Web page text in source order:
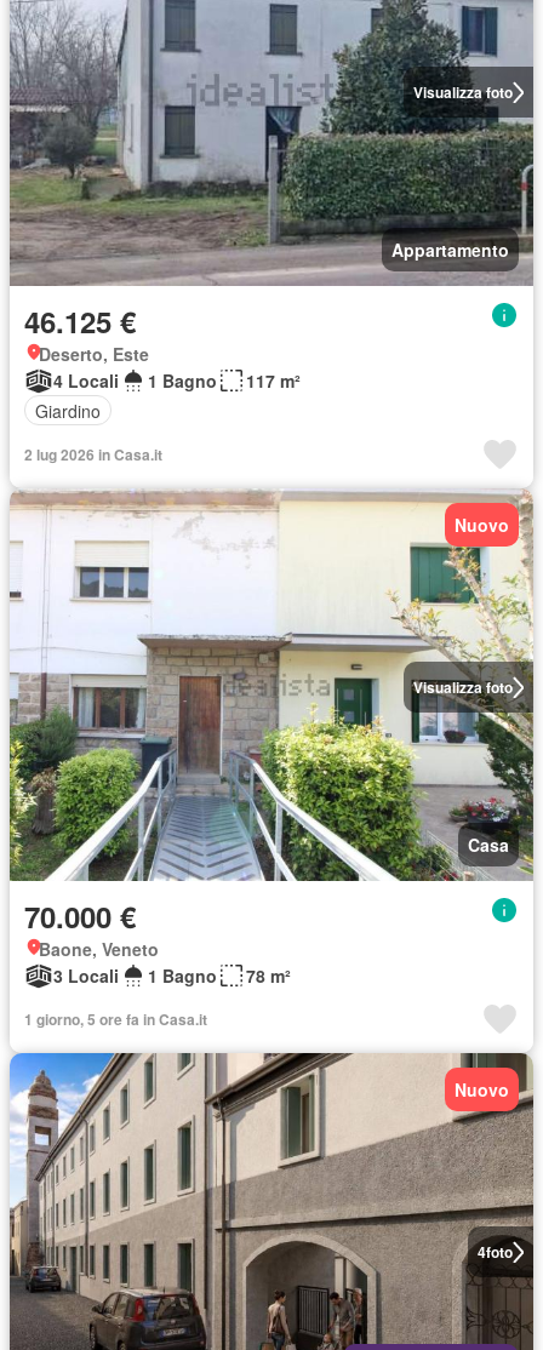
Visualizza foto
Appartamento
46.125 €
Deserto, Este
4 Locali
1 Bagno
117 m²
Giardino
2 lug 2026 in Casa.it
Visualizza foto
Nuovo
Casa
70.000 €
Baone, Veneto
3 Locali
1 Bagno 78 m²
1 giorno, 5 ore fa in Casa.it
4foto
Nuovo